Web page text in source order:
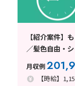
【紹介案件】
／髪色自由・
月収例
【時給】